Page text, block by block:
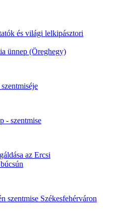
és világi lelkipásztori
ünnep (Öreghegy)
- szentmise
az Ercsi
szentmise Székesfehérváron